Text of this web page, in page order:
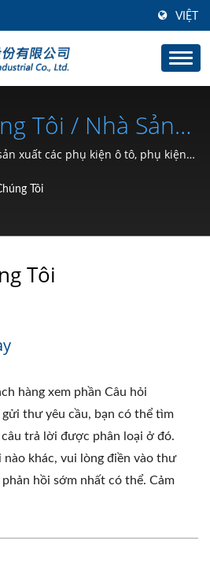
VIỆT
Tôi / Nhà Sản
Xe Ô Tô Và Xe
Loại C, Đế, Ốc
xuất các phụ kiện ô tô, phụ kiện
Tôi
Tôi
hàng xem phần Câu hỏi
thư yêu cầu, bạn có thể tìm
trả lời được phân loại ở đó.
khác, vui lòng điền vào thư
hồi sớm nhất có thể. Cảm